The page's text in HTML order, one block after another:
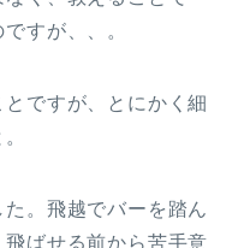
すが、、。
ですが、とにかく細
。飛越でバーを踏ん
ばせる前から苦手意